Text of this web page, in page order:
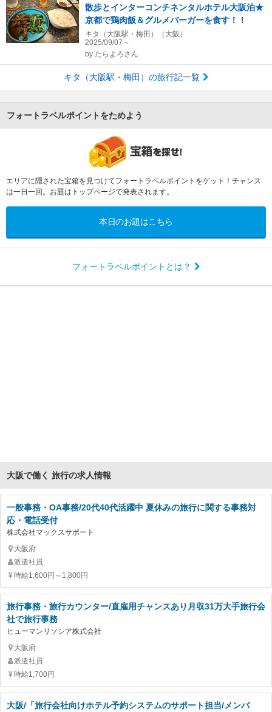
散歩とインターコンチネンタルホテル大阪泊★
京都で鶏肉飯＆グルメバーガーを食す！！
キタ（大阪駅・梅田）（大阪）
2025/09/07～
by たらよろさん
キタ（大阪駅・梅田）の旅行記一覧
フォートラベルポイントをためよう
エリアに隠された宝箱を見つけてフォートラベルポイントをゲット！チャンス
は一日一回。お題はトップページで発表されます。
本日のお題はこちら
フォートラベルポイントとは？
大阪で働く 旅行の求人情報
一般事務・OA事務/20代40代活躍中 夏休みの旅行に関する事務対
応・電話受付
株式会社マックスサポート
大阪府
派遣社員
時給1,600円～1,800円
旅行事務・旅行カウンター/直雇用チャンスあり月収31万大手旅行会
社で旅行事務
ヒューマンリソシア株式会社
大阪府
派遣社員
時給1,700円
大阪/「旅行会社向けホテル予約システムのサポート担当/メンバ